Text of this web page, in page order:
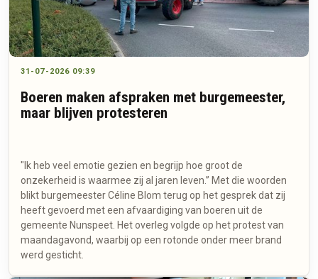
31-07-2026 09:39
Boeren maken afspraken met burgemeester,
maar blijven protesteren
"Ik heb veel emotie gezien en begrijp hoe groot de
onzekerheid is waarmee zij al jaren leven.” Met die woorden
blikt burgemeester Céline Blom terug op het gesprek dat zij
heeft gevoerd met een afvaardiging van boeren uit de
gemeente Nunspeet. Het overleg volgde op het protest van
maandagavond, waarbij op een rotonde onder meer brand
werd gesticht.